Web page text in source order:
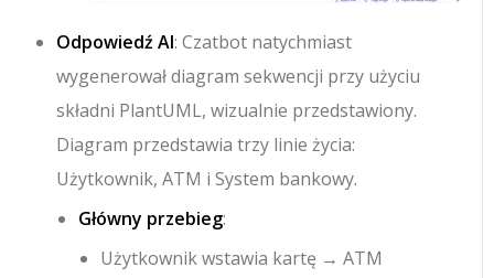
Odpowiedź AI: Czatbot natychmiast
wygenerował diagram sekwencji przy użyciu
składni PlantUML, wizualnie przedstawiony.
Diagram przedstawia trzy linie życia:
Użytkownik, ATM i System bankowy.
Główny przebieg:
Użytkownik wstawia kartę → ATM